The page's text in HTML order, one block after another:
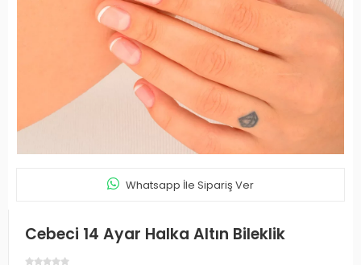
Whatsapp İle Sipariş Ver
Cebeci 14 Ayar Halka Altın Bileklik